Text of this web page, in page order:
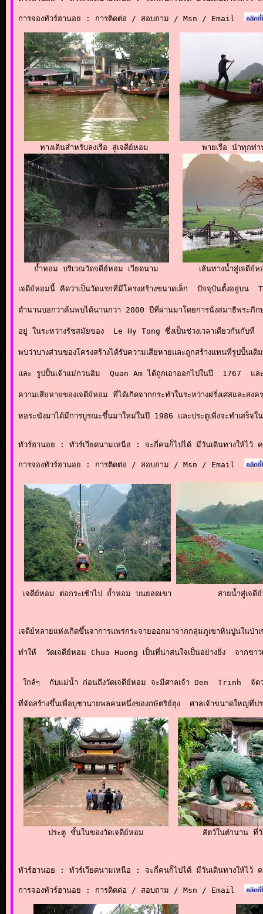
การจองทัวร์ฮานอย : การติดต่อ / สอบถาม / Msn / Email
ทางเดินสำหรับลงเรือ สู่เจดีย์หอม พายเรือ นำทุกท่า
ถ้ำหอม บริเวณวัดจดีย์หอม เวียดนาม เส้นทางน้ำสู่เจดีย์
เจดีย์หอมนี้ คิดว่าเป็นวัดแรกที่มีโครงสร้างขนาดเล็ก  ปัจจุบันตั้งอยู่
ตำนานบอกว่าค้นพบได้นานกว่า 2000 ปีที่ผ่านมาโดยการนั่งสมาธิพร
อยู่ ในระหว่างรัชสมัยของ  Le Hy Tong ซึ่งเป็นช่วงเวลาเดียวกันกั
พบว่าบางส่วนของโครงสร้างได้รับความเสียหายและถูกสร้างแทนที่รูปปั้นเ
และ รูปปั้นเจ้าแม่กวนอิม  Quan Am ได้ถูกเอาออกไปในปี  1767
ความเสียหายของเจดีย์หอม ที่ได้เกิดจากกระทำในระหว่างฝรั่งเศสแ
หอระฆังมาได้มีการบูรณะขึ้นมาใหม่ในปี 1986 และประตูเพิ่งจะทำเสร็จ
ทัวร์ฮานอย : ทัวร์เวียดนามเหนือ : จะกี่คนก็ไปได้ มีวันเดินทางให้ไว้
การจองทัวร์ฮานอย : การติดต่อ / สอบถาม / Msn / Email
เจดีย์หอม ต่อกระเช้าไป ถ้ำหอม บนยอดเขา สายน้ำสู่เจ
เจดีย์หลายแห่งเกิดขึ้นจาการแพร่กระจายออกมาจากกลุ่มภูเขาหินปูนใ
ทำให้  วัดเจดีย์หอม Chua Huong เป็นที่น่าสนใจเป็นอย่างยิ่ง  จากชาว
ใกล้ๆ  กับแม่น้ำ ก่อนถึงวัดเจดีย์หอม จะมีศาลเจ้า Den  Trinh  จัด
ที่จัดสร้างขึ้นเพื่อบูชานายพลคนหนึ่งของกษัตริย์ฮุง  ศาลเจ้าขนาดใหญ่
ประตู ชั้นในของวัดเจดีย์หอม สัตว์ในตำนาน ที่
ทัวร์ฮานอย : ทัวร์เวียดนามเหนือ : จะกี่คนก็ไปได้ มีวันเดินทางให้ไว้
การจองทัวร์ฮานอย : การติดต่อ / สอบถาม / Msn / Email